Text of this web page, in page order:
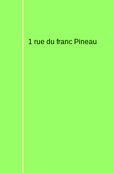
1 rue du franc Pineau